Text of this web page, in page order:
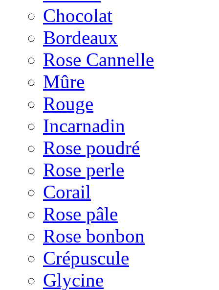
Chocolat
Bordeaux
Rose Cannelle
Mûre
Rouge
Incarnadin
Rose poudré
Rose perle
Corail
Rose pâle
Rose bonbon
Crépuscule
Glycine